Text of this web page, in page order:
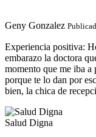
Geny Gonzalez
Experiencia positiva:
embarazo la doctora
momento que me iba a
porque te lo dan por
bien, la chica de
Salud Digna